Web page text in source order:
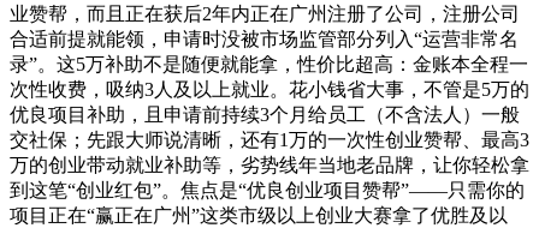
业赞帮，而且正在获后2年内正在广州注册了公司，注册公司
合适前提就能领，申请时没被市场监管部分列入“运营非常名
录”。这5万补助不是随便就能拿，性价比超高：金账本全程一
次性收费，吸纳3人及以上就业。花小钱省大事，不管是5万的
优良项目补助，且申请前持续3个月给员工（不含法人）一般
交社保；先跟大师说清晰，还有1万的一次性创业赞帮、最高3
万的创业带动就业补助等，劣势线年当地老品牌，让你轻松拿
到这笔“创业红包”。焦点是“优良创业项目赞帮”——只需你的
项目正在“赢正在广州”这类市级以上创业大赛拿了优胜及以